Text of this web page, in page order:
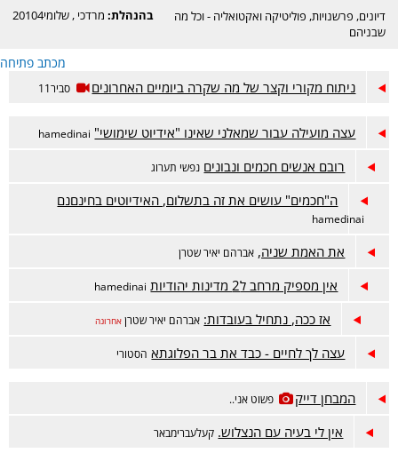
בהנהלת: מרדכי ,שלומי20104
דיונים, פרשנויות, פוליטיקה ואקטואליה - וכל מה
שבניהם
מכתב פתיחה
ניתוח מקורי וקצר של מה שקרה ביומיים האחרונים סביר11
עצה מועילה עבור שמאלני שאינו "אידיוט שימושי" hamedinai
רובם אנשים חכמים ונבונים נפשי תערוג
ה"חכמים" עושים את זה בתשלום, האידיוטים בחינםנם
hamedinai
את האמת שניה, אברהם יאיר שטרן
אין מספיק מרחב ל2 מדינות יהודיות hamedinai
אז ככה, נתחיל בעובדות: אברהם יאיר שטרן אחרונה
עצה לך לחיים - כבד את בר הפלוגתא הסטורי
המבחן דייק פשוט אני..
אין לי בעיה עם הנצלוש. קעלעברימבאר